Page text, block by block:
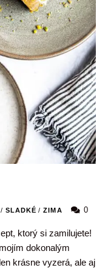
/ SLADKÉ / ZIMA 0
ktorý si zamilujete!
dokonalým
krásne vyzerá, ale aj